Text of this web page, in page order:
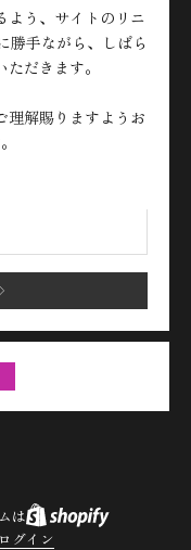
よう、サイトのリニ
勝手ながら、しばら
だきます。
理解賜りますようお
は
ログイン